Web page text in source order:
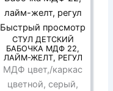
Быстрый просмотр
СТУЛ ДЕТСКИЙ
БАБОЧКА МДФ 22,
ЛАЙМ-ЖЕЛТ, РЕГУЛ
МДФ цвет,/каркас
цветной, серый,